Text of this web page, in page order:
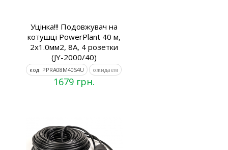
Уцінка!!! Подовжувач на
котушці PowerPlant 40 м,
2x1.0мм2, 8А, 4 розетки
(JY-2000/40)
код: PPRA08M40S4U ожидаем
1679 грн.